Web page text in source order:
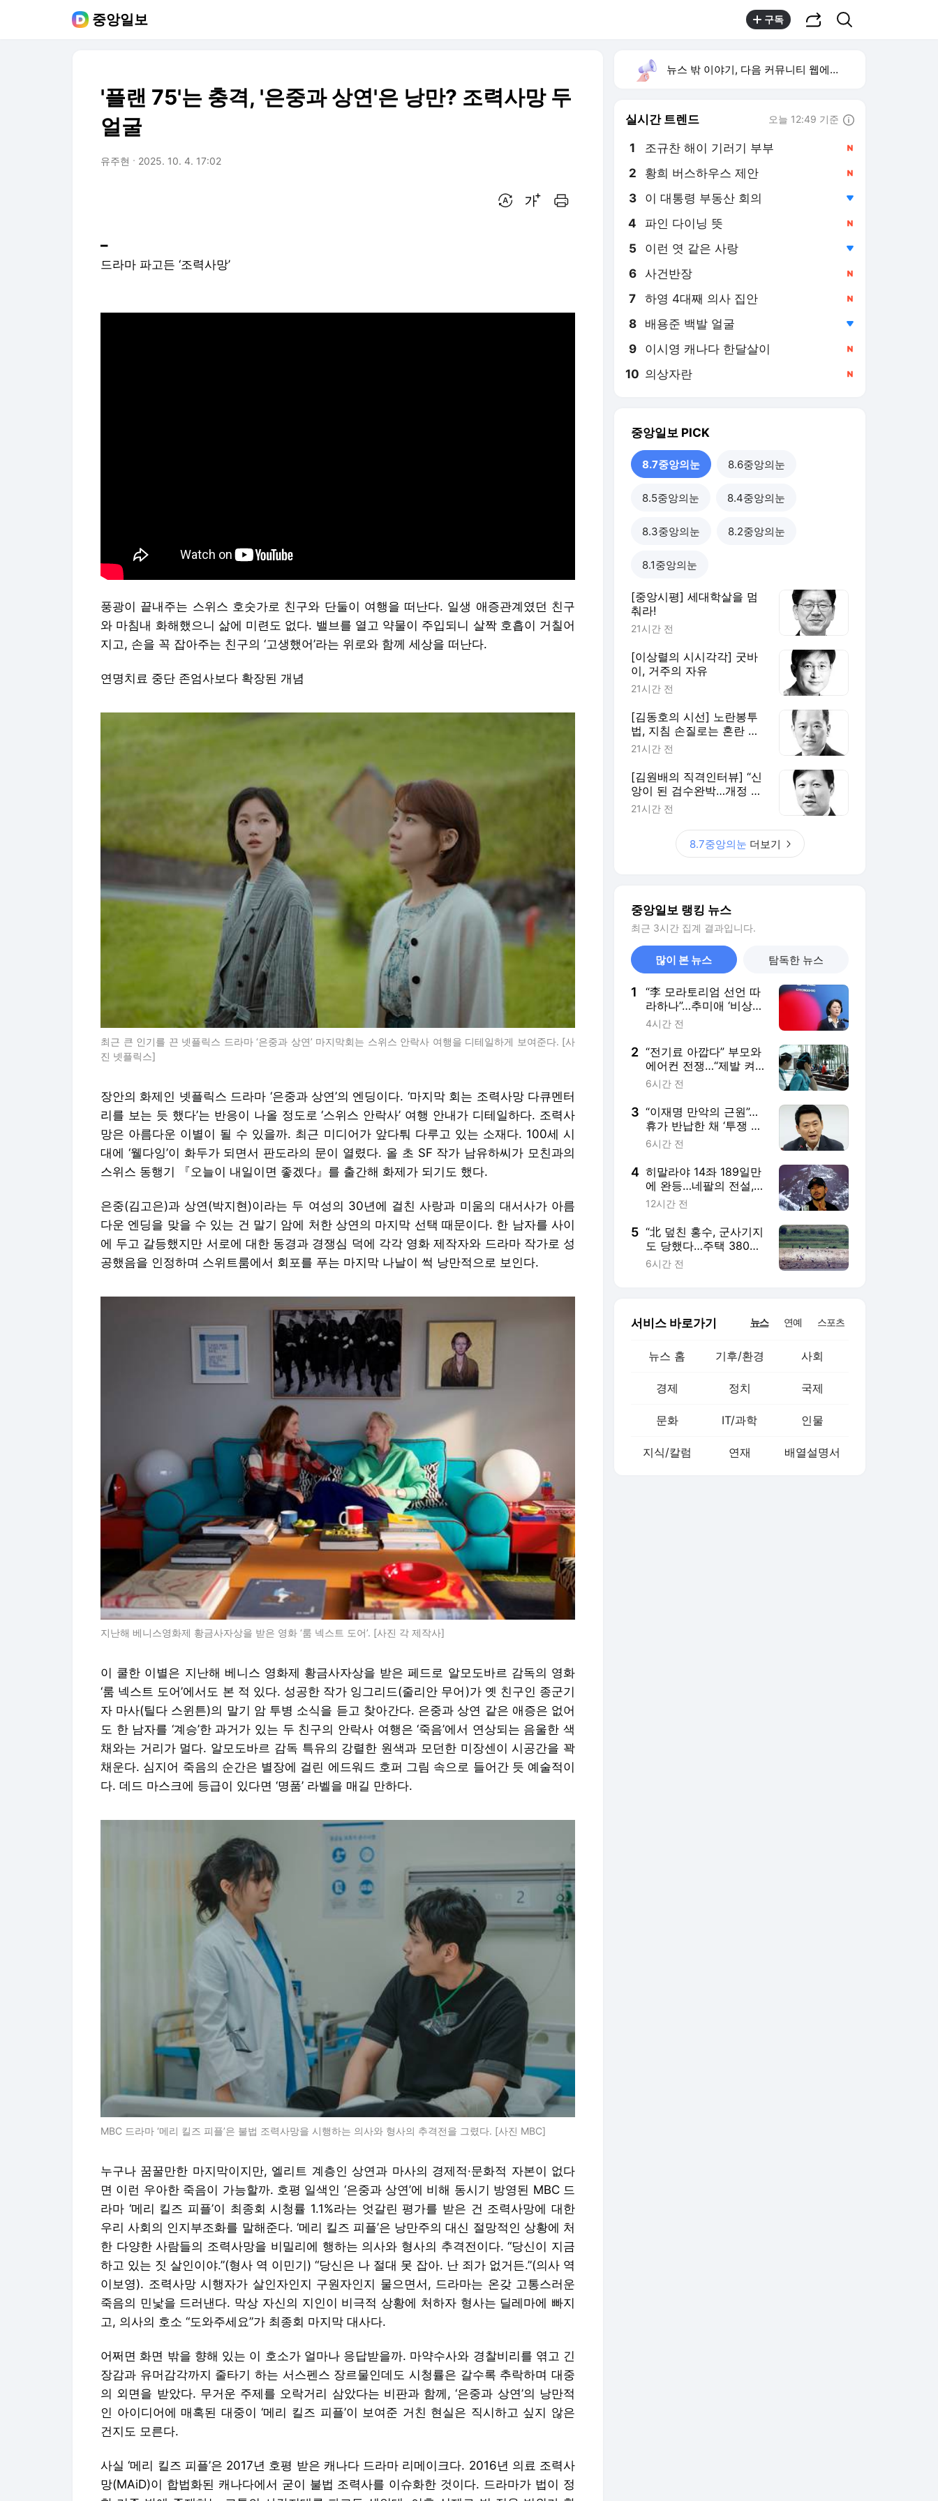
중앙일보 구독
'플랜 75'는 충격, '은중과 상연'은 낭만? 조력사망 두
얼굴
유주현 2025. 10. 4. 17:02
━
드라마 파고든 ‘조력사망’
풍광이 끝내주는 스위스 호숫가로 친구와 단둘이 여행을 떠난다. 일생 애증관계였던 친구
와 마침내 화해했으니 삶에 미련도 없다. 밸브를 열고 약물이 주입되니 살짝 호흡이 거칠어
지고, 손을 꼭 잡아주는 친구의 ‘고생했어’라는 위로와 함께 세상을 떠난다.
연명치료 중단 존엄사보다 확장된 개념
최근 큰 인기를 끈 넷플릭스 드라마 ‘은중과 상연’ 마지막회는 스위스 안락사 여행을 디테일하게 보여준다. [사
진 넷플릭스]
장안의 화제인 넷플릭스 드라마 ‘은중과 상연’의 엔딩이다. ‘마지막 회는 조력사망 다큐멘터
리를 보는 듯 했다’는 반응이 나올 정도로 ‘스위스 안락사’ 여행 안내가 디테일하다. 조력사
망은 아름다운 이별이 될 수 있을까. 최근 미디어가 앞다퉈 다루고 있는 소재다. 100세 시
대에 ‘웰다잉’이 화두가 되면서 판도라의 문이 열렸다. 올 초 SF 작가 남유하씨가 모친과의
스위스 동행기 『오늘이 내일이면 좋겠다』를 출간해 화제가 되기도 했다.
은중(김고은)과 상연(박지현)이라는 두 여성의 30년에 걸친 사랑과 미움의 대서사가 아름
다운 엔딩을 맞을 수 있는 건 말기 암에 처한 상연의 마지막 선택 때문이다. 한 남자를 사이
에 두고 갈등했지만 서로에 대한 동경과 경쟁심 덕에 각각 영화 제작자와 드라마 작가로 성
공했음을 인정하며 스위트룸에서 회포를 푸는 마지막 나날이 썩 낭만적으로 보인다.
지난해 베니스영화제 황금사자상을 받은 영화 ‘룸 넥스트 도어’. [사진 각 제작사]
이 쿨한 이별은 지난해 베니스 영화제 황금사자상을 받은 페드로 알모도바르 감독의 영화
‘룸 넥스트 도어’에서도 본 적 있다. 성공한 작가 잉그리드(줄리안 무어)가 옛 친구인 종군기
자 마사(틸다 스윈튼)의 말기 암 투병 소식을 듣고 찾아간다. 은중과 상연 같은 애증은 없어
도 한 남자를 ‘계승’한 과거가 있는 두 친구의 안락사 여행은 ‘죽음’에서 연상되는 음울한 색
채와는 거리가 멀다. 알모도바르 감독 특유의 강렬한 원색과 모던한 미장센이 시공간을 꽉
채운다. 심지어 죽음의 순간은 별장에 걸린 에드워드 호퍼 그림 속으로 들어간 듯 예술적이
다. 데드 마스크에 등급이 있다면 ‘명품’ 라벨을 매길 만하다.
MBC 드라마 ‘메리 킬즈 피플’은 불법 조력사망을 시행하는 의사와 형사의 추격전을 그렸다. [사진 MBC]
누구나 꿈꿀만한 마지막이지만, 엘리트 계층인 상연과 마사의 경제적·문화적 자본이 없다
면 이런 우아한 죽음이 가능할까. 호평 일색인 ‘은중과 상연’에 비해 동시기 방영된 MBC 드
라마 ‘메리 킬즈 피플’이 최종회 시청률 1.1%라는 엇갈린 평가를 받은 건 조력사망에 대한
우리 사회의 인지부조화를 말해준다. ‘메리 킬즈 피플’은 낭만주의 대신 절망적인 상황에 처
한 다양한 사람들의 조력사망을 비밀리에 행하는 의사와 형사의 추격전이다. “당신이 지금
하고 있는 짓 살인이야.”(형사 역 이민기) “당신은 나 절대 못 잡아. 난 죄가 없거든.”(의사 역
이보영). 조력사망 시행자가 살인자인지 구원자인지 물으면서, 드라마는 온갖 고통스러운
죽음의 민낯을 드러낸다. 막상 자신의 지인이 비극적 상황에 처하자 형사는 딜레마에 빠지
고, 의사의 호소 “도와주세요”가 최종회 마지막 대사다.
어쩌면 화면 밖을 향해 있는 이 호소가 얼마나 응답받을까. 마약수사와 경찰비리를 엮고 긴
장감과 유머감각까지 줄타기 하는 서스펜스 장르물인데도 시청률은 갈수록 추락하며 대중
의 외면을 받았다. 무거운 주제를 오락거리 삼았다는 비판과 함께, ‘은중과 상연’의 낭만적
인 아이디어에 매혹된 대중이 ‘메리 킬즈 피플’이 보여준 거친 현실은 직시하고 싶지 않은
건지도 모른다.
사실 ‘메리 킬즈 피플’은 2017년 호평 받은 캐나다 드라마 리메이크다. 2016년 의료 조력사
망(MAiD)이 합법화된 캐나다에서 굳이 불법 조력사를 이슈화한 것이다. 드라마가 법이 정
뉴스 밖 이야기, 다음 커뮤니티 웹에서 보기
실시간 트렌드 오늘 12:49 기준
1 조규찬 해이 기러기 부부
2 황희 버스하우스 제안
3 이 대통령 부동산 회의
4 파인 다이닝 뜻
5 이런 엿 같은 사랑
6 사건반장
7 하영 4대째 의사 집안
8 배용준 백발 얼굴
9 이시영 캐나다 한달살이
10 의상자란
중앙일보 PICK
8.7중앙의눈 8.6중앙의눈
8.5중앙의눈 8.4중앙의눈
8.3중앙의눈 8.2중앙의눈
8.1중앙의눈
[중앙시평] 세대학살을 멈
춰라!
21시간 전
[이상렬의 시시각각] 굿바
이, 거주의 자유
21시간 전
[김동호의 시선] 노란봉투
법, 지침 손질로는 혼란 못
막는다
21시간 전
[김원배의 직격인터뷰] “신
앙이 된 검수완박…개정 형
소법은 개혁의 과잉”
21시간 전
8.7중앙의눈 더보기
중앙일보 랭킹 뉴스
최근 3시간 집계 결과입니다.
많이 본 뉴스 탐독한 뉴스
1
“李 모라토리엄 선언 따
라하나”…추미애 ‘비상선
언’ 與서도 난색
4시간 전
2 “전기료 아깝다” 부모와
에어컨 전쟁…“제발 켜
라” 속타는 자식 결국
6시간 전
3 “이재명 만악의 근원”…
휴가 반납한 채 ‘투쟁 올
인’하는 장동혁
6시간 전
4 히말라야 14좌 189일만
에 완등…네팔의 전설,
결국 산에서 떠났다
12시간 전
5 “北 덮친 홍수, 군사기지
도 당했다…주택 380채
완전 파괴”
6시간 전
서비스 바로가기 뉴스 연예 스포츠
뉴스 홈 기후/환경 사회
경제 정치 국제
문화 IT/과학 인물
지식/칼럼 연재 배열설명서